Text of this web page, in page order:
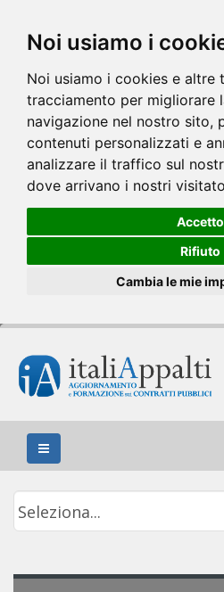
Noi usiamo i
Noi usiamo i cookies e altre
tracciamento per migliorare
navigazione nel nostro sito,
contenuti personalizzati e
analizzare il traffico sul
dove arrivano i nostri
Accetto
Rifiuto
Cambia le mie